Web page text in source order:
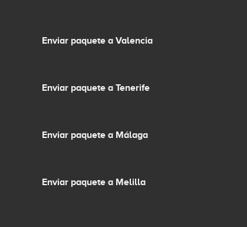
Enviar paquete a Valencia
Enviar paquete a Tenerife
Enviar paquete a Málaga
Enviar paquete a Melilla